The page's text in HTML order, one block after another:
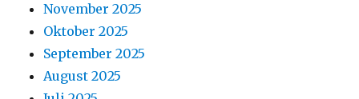
November 2025
Oktober 2025
September 2025
August 2025